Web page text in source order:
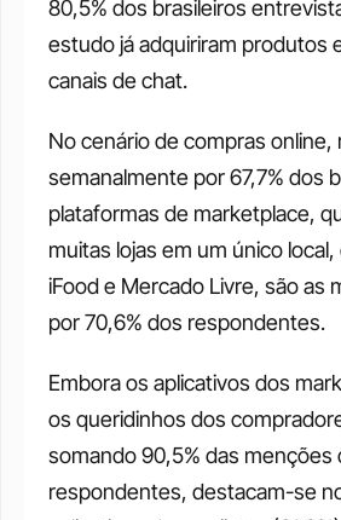
80,5% dos brasileiros
estudo já adquiriram produtos
canais de chat.
No cenário de compras online,
semanalmente por 67,7% dos
plataformas de marketplace,
muitas lojas em um único
iFood e Mercado Livre, são as
por 70,6% dos respondentes.
Embora os aplicativos dos
os queridinhos dos
somando 90,5% das menções
respondentes, destacam-se